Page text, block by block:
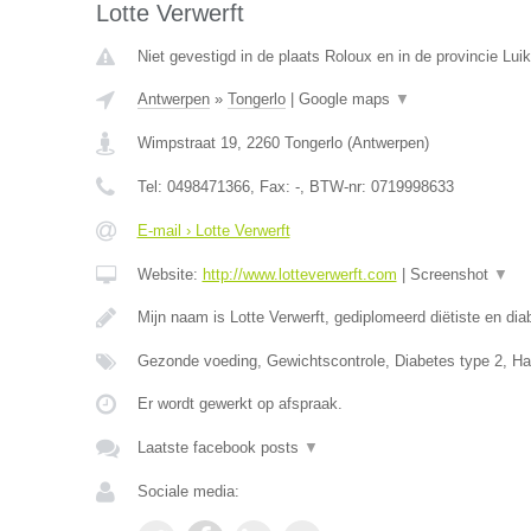
Lotte Verwerft
Niet gevestigd in de plaats Roloux en in de provincie
Antwerpen» Tongerlo| Google maps ▼
Wimpstraat 19, 2260 Tongerlo(Antwerpen)
Tel: 0498471366, Fax: -, BTW-nr: 0719998633
E-mail › Lotte Verwerft
Website: http://www.lotteverwerft.com Screenshot ▼
Mijn naam is Lotte Verwerft, gediplomeerd diëtiste en
Gezonde voeding, Gewichtscontrole, Diabetes type 2,
Er wordt gewerkt op afspraak.
Laatste facebook posts ▼
Sociale media: